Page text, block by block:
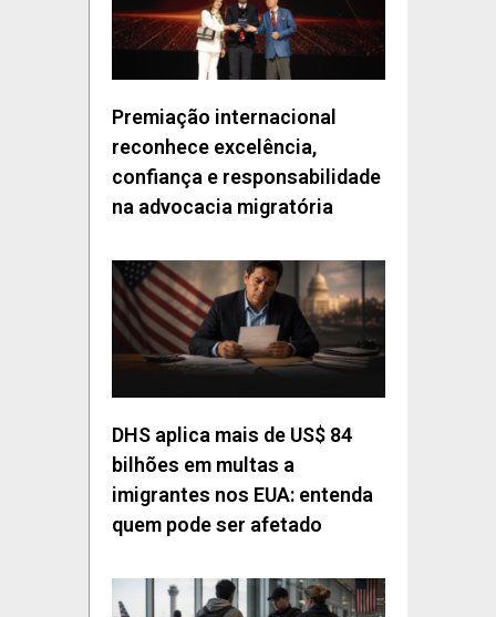
Premiação internacional
reconhece excelência,
confiança e responsabilidade
na advocacia migratória
DHS aplica mais de US$ 84
bilhões em multas a
imigrantes nos EUA: entenda
quem pode ser afetado